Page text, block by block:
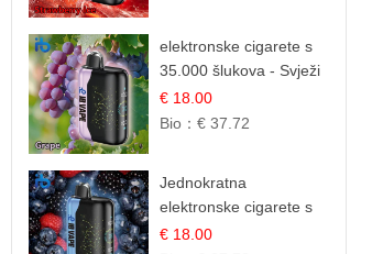
elektronske cigarete s
35.000 šlukova - Svježi
Groždje | Osježavajuća
Voćna Aroma
€ 18.00
Bio： € 37.72
Jednokratna
elektronske cigarete s
35.000 šlukova - Kupina
€ 18.00